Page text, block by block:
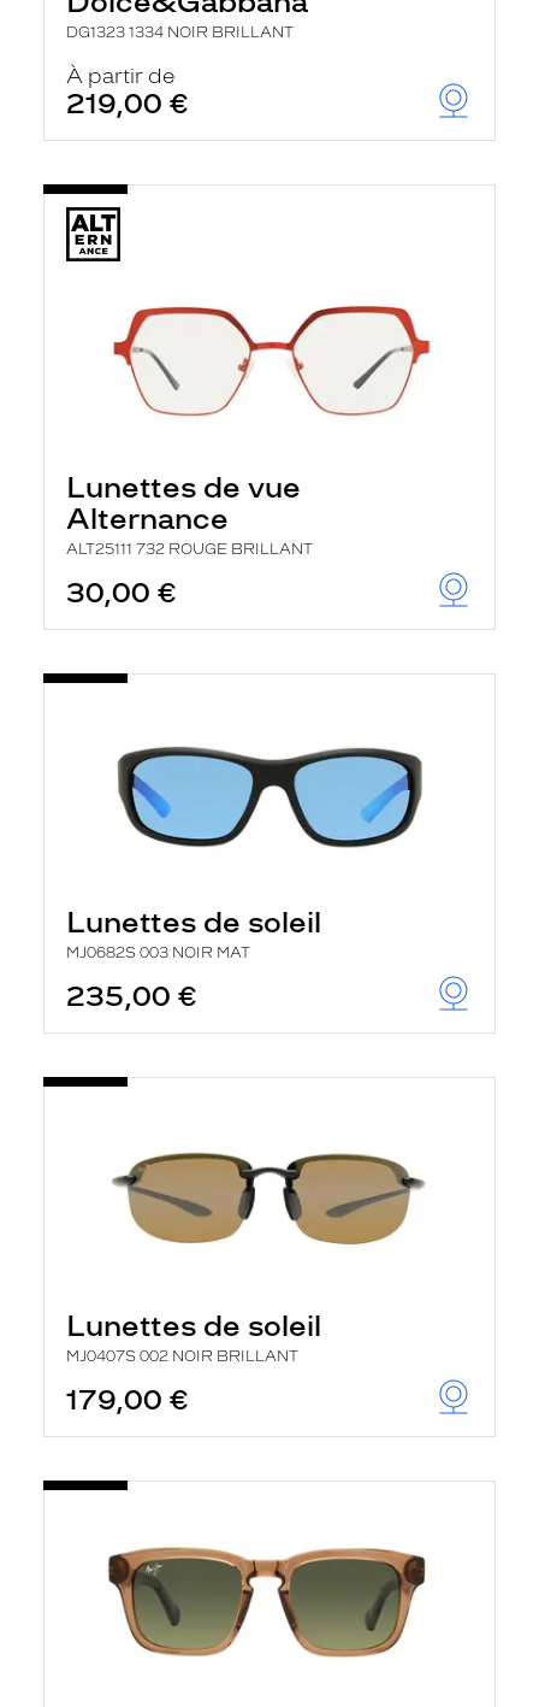
DG1323 1334 NOIR BRILLANT
À partir de
219,00 €
Lunettes de vue
Alternance
ALT25111 732 ROUGE BRILLANT
30,00 €
Lunettes de soleil
MJ0682S 003 NOIR MAT
235,00 €
Lunettes de soleil
MJ0407S 002 NOIR BRILLANT
179,00 €